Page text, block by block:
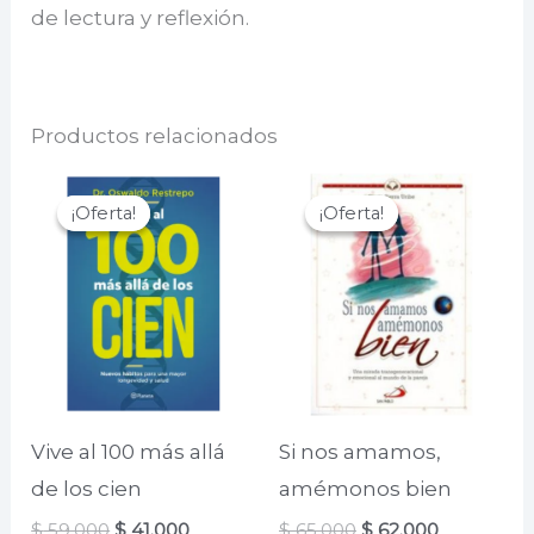
de lectura y reflexión.
Productos relacionados
¡Oferta!
¡Oferta!
Vive al 100 más allá
de los cien
El
El
¡Oferta!
¡Oferta!
Si nos amamos,
amémonos bien
El
El